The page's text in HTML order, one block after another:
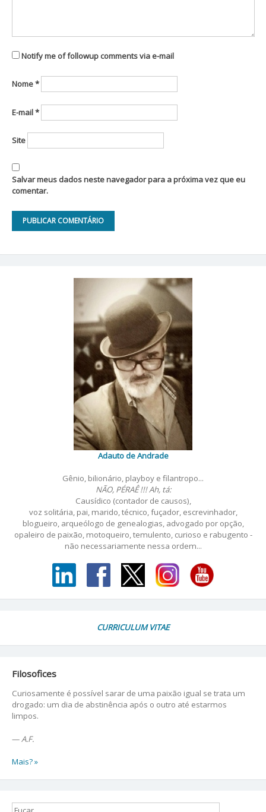
Notify me of followup comments via e-mail
Nome*
E-mail*
Site
Salvar meus dados neste navegador para a próxima vez que eu
comentar.
Adauto de Andrade
Gênio, bilionário, playboy e filantropo...
NÃO, PÉRAÊ !!! Ah, tá:
Causídico (contador de causos),
voz solitária, pai, marido, técnico, fuçador, escrevinhador,
blogueiro, arqueólogo de genealogias, advogado por opção,
opaleiro de paixão, motoqueiro, temulento, curioso e rabugento -
não necessariamente nessa ordem...
CURRICULUM VITAE
Filosofices
Curiosamente é possível sarar de uma paixão igual se trata um
drogado: um dia de abstinência após o outro até estarmos
limpos.
— A.F.
Mais? »